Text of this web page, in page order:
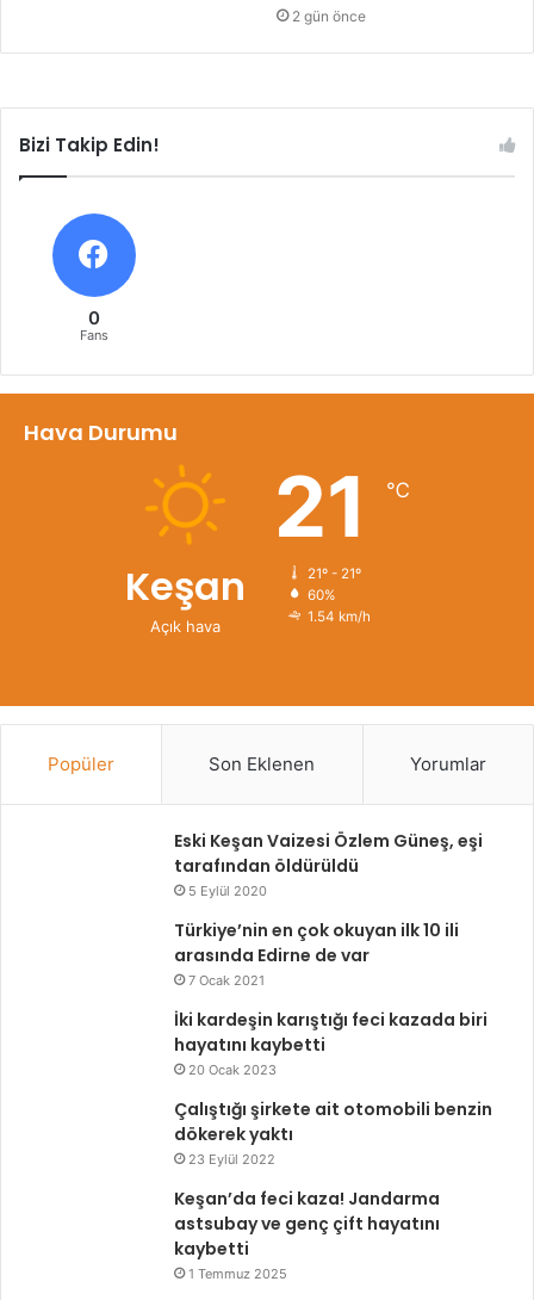
2 gün önce
Bizi Takip Edin!
0
Fans
Hava Durumu
Keşan
Açık hava
21 ℃
21º - 21º
60%
1.54 km/h
Popüler Son Eklenen Yorumlar
Eski Keşan Vaizesi Özlem Güneş, eşi
tarafından öldürüldü
5 Eylül 2020
Türkiye’nin en çok okuyan ilk 10 ili
arasında Edirne de var
7 Ocak 2021
İki kardeşin karıştığı feci kazada biri
hayatını kaybetti
20 Ocak 2023
Çalıştığı şirkete ait otomobili benzin
dökerek yaktı
23 Eylül 2022
Keşan’da feci kaza! Jandarma
astsubay ve genç çift hayatını
kaybetti
1 Temmuz 2025